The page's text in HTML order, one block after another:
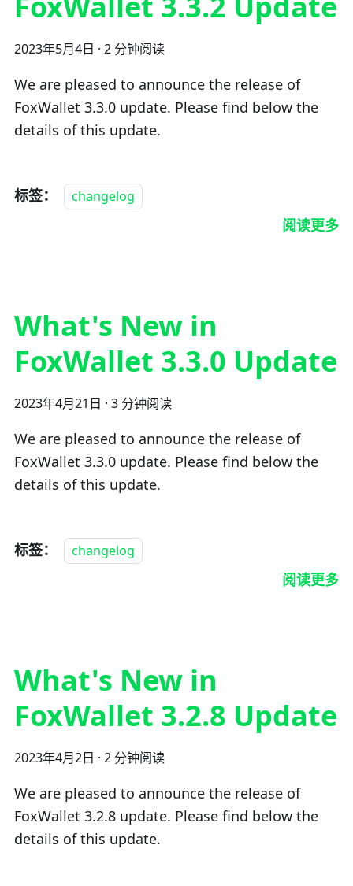
2023年5月4日 · 2 分钟阅读
We are pleased to announce the release of
FoxWallet 3.3.0 update. Please find below the
details of this update.
标签： changelog
阅读更多
What's New in
FoxWallet 3.3.0 Update
2023年4月21日 · 3 分钟阅读
We are pleased to announce the release of
FoxWallet 3.3.0 update. Please find below the
details of this update.
标签： changelog
阅读更多
What's New in
FoxWallet 3.2.8 Update
2023年4月2日 · 2 分钟阅读
We are pleased to announce the release of
FoxWallet 3.2.8 update. Please find below the
details of this update.